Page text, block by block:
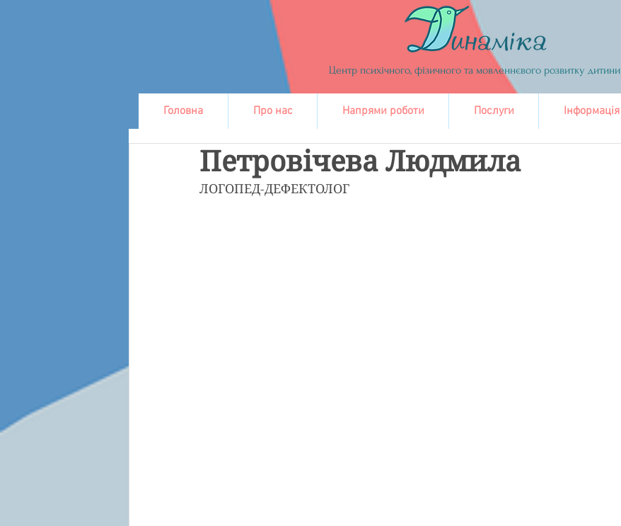
Центр психічного, фізичного та мовленнєвого розвитку дитини
Головна Про нас Напрями роботи Послуги Інформація
Петровічева Людмила
ЛОГОПЕД-ДЕФЕКТОЛОГ